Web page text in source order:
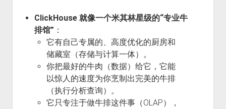
ClickHouse 就像一个米其林星级的“专业牛
排馆” ：
它有自己专属的、高度优化的厨房和
储藏室（存储与计算一体）。
你把最好的牛肉（数据）给它，它能
以惊人的速度为你烹制出完美的牛排
（执行分析查询）。
它只专注于做牛排这件事（OLAP），